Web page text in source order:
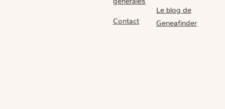
Contact
Le blog de
Geneafinder